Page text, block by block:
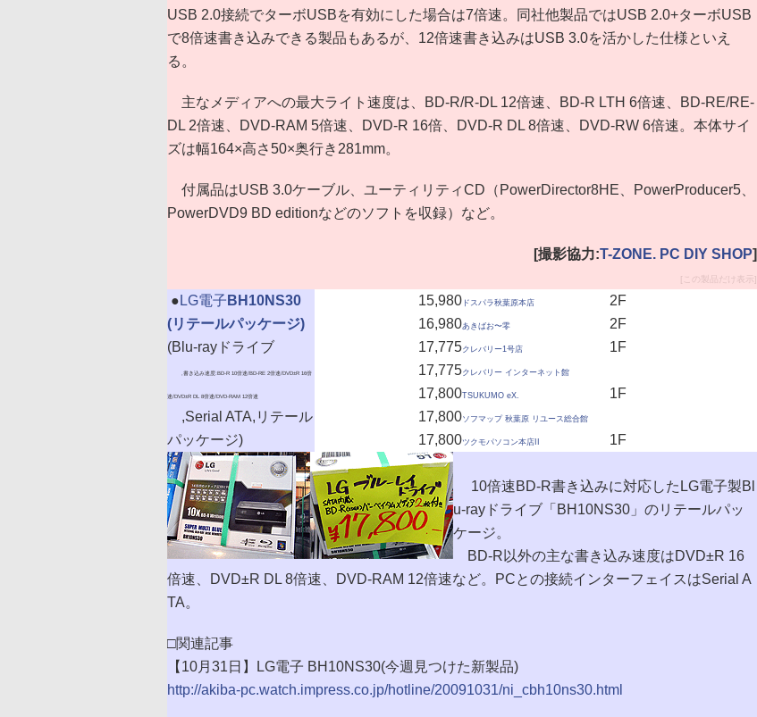
USB 2.0接続でターボUSBを有効にした場合は7倍速。同社他製品ではUSB 2.0+ターボUSB
で8倍速書き込みできる製品もあるが、12倍速書き込みはUSB 3.0を活かした仕様といえ
る。
主なメディアへの最大ライト速度は、BD-R/R-DL 12倍速、BD-R LTH 6倍速、BD-RE/RE-
DL 2倍速、DVD-RAM 5倍速、DVD-R 16倍、DVD-R DL 8倍速、DVD-RW 6倍速。本体サイ
ズは幅164×高さ50×奥行き281mm。
付属品はUSB 3.0ケーブル、ユーティリティCD（PowerDirector8HE、PowerProducer5、
PowerDVD9 BD editionなどのソフトを収録）など。
[撮影協力:T-ZONE. PC DIY SHOP]
[この製品だけ表示]
● LG電子 BH10NS30
(リテールパッケージ)
(Blu-rayドライブ
,書き込み速度:BD-R 10倍速/BD-RE 2倍速/DVD±R 16倍
速/DVD±R DL 8倍速/DVD-RAM 12倍速
,Serial ATA,リテール
パッケージ)
15,980 ドスパラ秋葉原本店
2F
16,980あきばお〜零
2F
17,775クレバリー1号店
1F
17,775クレバリー インターネット館
17,800TSUKUMO eX.
1F
17,800ソフマップ 秋葉原 リユース総合館
17,800ツクモパソコン本店II 1F
10倍速BD-R書き込みに対応したLG電子製Bl
u-rayドライブ「BH10NS30」のリテールパッ
ケージ。
BD-R以外の主な書き込み速度はDVD±R 16
倍速、DVD±R DL 8倍速、DVD-RAM 12倍速など。PCとの接続インターフェイスはSerial A
TA。
□関連記事
【10月31日】LG電子 BH10NS30(今週見つけた新製品)
http://akiba-pc.watch.impress.co.jp/hotline/20091031/ni_cbh10ns30.html